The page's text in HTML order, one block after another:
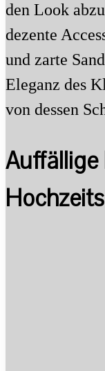
den Look
dezente
und zarte
Eleganz des
von dessen